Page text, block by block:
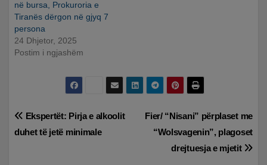
në bursa, Prokuroria e
Tiranës dërgon në gjyq 7
persona
24 Dhjetor, 2025
Postim i ngjashëm
Lëvizje
Fier/ “Nisani” përplaset me
“Wolsvagenin”, plagoset
drejtuesja e mjetit
Ekspertët: Pirja e alkoolit
duhet të jetë minimale